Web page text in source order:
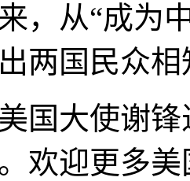
从“成为中
两国民众
大使谢锋
欢迎更多